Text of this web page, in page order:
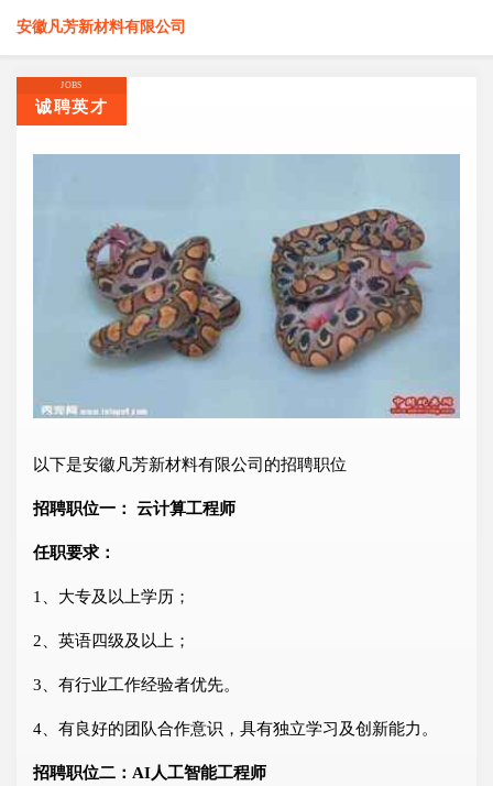
安徽凡芳新材料有限公司
JOBS
诚聘英才
以下是安徽凡芳新材料有限公司的招聘职位
招聘职位一： 云计算工程师
任职要求：
1、大专及以上学历；
2、英语四级及以上；
3、有行业工作经验者优先。
4、有良好的团队合作意识，具有独立学习及创新能力。
招聘职位二：AI人工智能工程师